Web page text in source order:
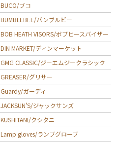
BUCO/ブコ
BUMBLEBEE/バンブルビー
BOB HEATH VISORS/ボブヒースバイザー
DIN MARKET/ディンマーケット
GMG CLASSIC/ジーエムジークラシック
GREASER/グリサー
Guardy/ガーディ
JACKSUN'S/ジャックサンズ
KUSHITANI/クシタニ
Lamp gloves/ランプグローブ